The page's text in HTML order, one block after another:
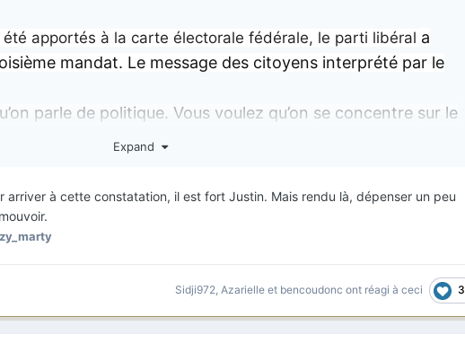
apportés à la carte électorale fédérale, le parti libéral a
mandat. Le message des citoyens interprété par le
parle de politique. Vous voulez qu’on se concentre sur le
Expand
arriver à cette constatation, il est fort Justin. Mais rendu là, dépenser un peu
Sidji972, Azarielle et bencoudonc ont réagi à ceci 3